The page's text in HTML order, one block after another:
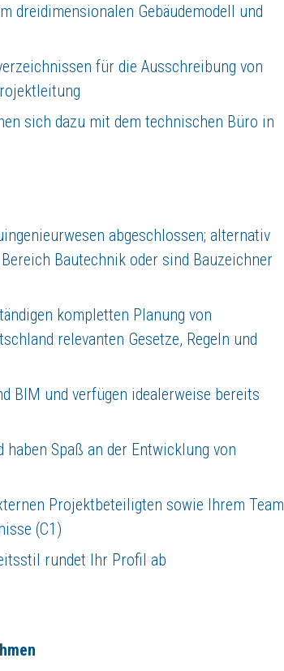
dreidimensionalen Gebäudemodell und
für die Ausschreibung von
sich dazu mit dem technischen Büro in
abgeschlossen; alternativ
Bautechnik oder sind Bauzeichner
kompletten Planung von
relevanten Gesetze, Regeln und
BIM und verfügen idealerweise bereits
Spaß an der Entwicklung von
Projektbeteiligten sowie Ihrem Team
(C1)
rundet Ihr Profil ab